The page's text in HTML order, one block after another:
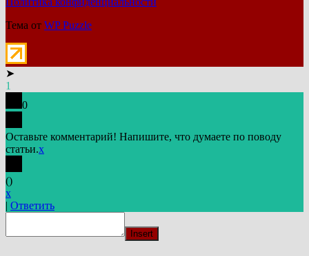
Тема от WP Puzzle
➤
1
0
Оставьте комментарий! Напишите, что думаете по поводу
статьи.x
()
x
| Ответить
Insert